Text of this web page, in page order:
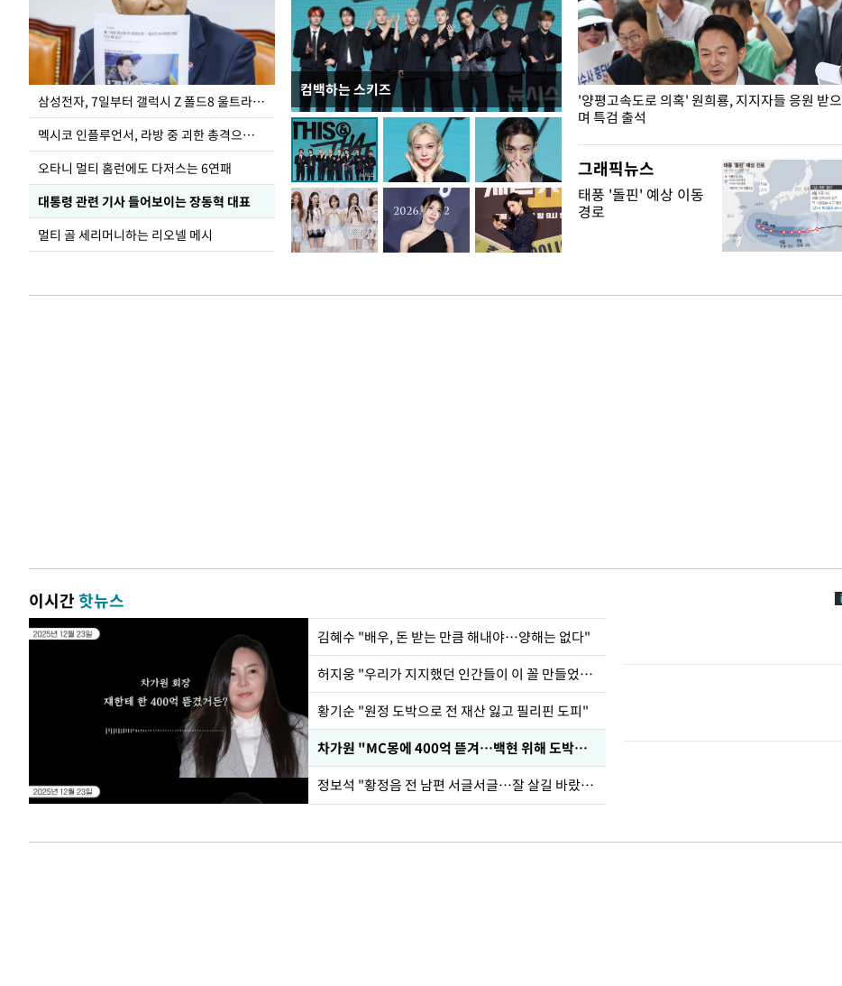
삼성전자, 7일부터 갤럭시 Z 폴드8 울트라·폴드8·플립8 출시
멕시코 인플루언서, 라방 중 괴한 총격으로 사망
오타니 멀티 홈런에도 다저스는 6연패
대통령 관련 기사 들어보이는 장동혁 대표
멀티 골 세리머니하는 리오넬 메시
컴백하는 스키즈
이재명 대통령, "수사·기소 분리 관련 대비책 최
선 다해 강구해야"
'양평고속도로 의혹' 원희룡, 지지자들 응원 받으
며 특검 출석
그래픽뉴스
태풍 '돌핀' 예상 이동
경로
이시간핫뉴스
김혜수 "배우, 돈 받는 만큼 해내야…양해는 없다"
허지웅 "우리가 지지했던 인간들이 이 꼴 만들었다"
황기순 "원정 도박으로 전 재산 잃고 필리핀 도피"
차가원 "MC몽에 400억 뜯겨…백현 위해 도박빚 갚아줘"
정보석 "황정음 전 남편 서글서글…잘 살길 바랐는데"